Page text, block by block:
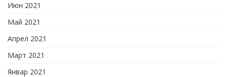
Июн 2021
Май 2021
Апрел 2021
Март 2021
Январ 2021